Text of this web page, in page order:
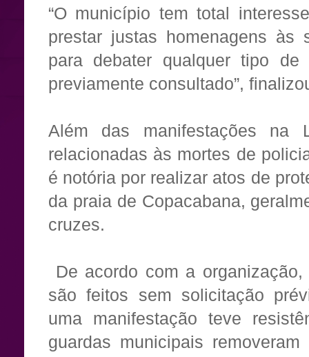
“O município tem total
prestar justas homenagens
para debater qualquer tipo
previamente consultado”,
Além das manifestações na
relacionadas às mortes de
é notória por realizar atos de
da praia de Copacabana,
cruzes.
De acordo com a
são feitos sem solicitação
uma manifestação teve
guardas municipais